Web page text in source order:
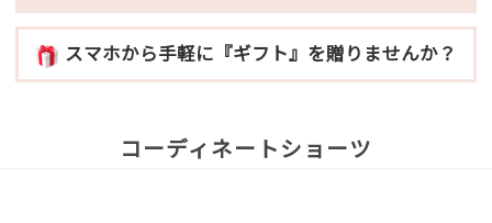
スマホから手軽に『ギフト』を贈りませんか？
コーディネートショーツ